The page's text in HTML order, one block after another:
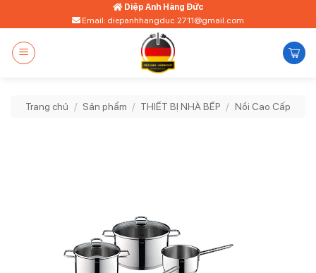
qua
dung
Diệp Anh Hàng Đức
Email: diepanhhangduc.2711@gmail.com
Trang chủ / Sản phẩm / THIẾT BỊ NHÀ BẾP / Nồi Cao Cấp